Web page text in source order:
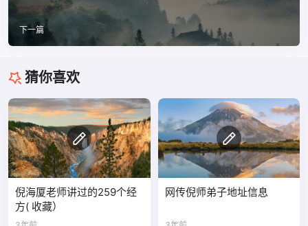
下一篇
猜你喜欢
倪海厦老师讲过的259个经
方( 收藏）
网传倪师弟子地址信息